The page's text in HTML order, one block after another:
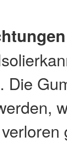
Die